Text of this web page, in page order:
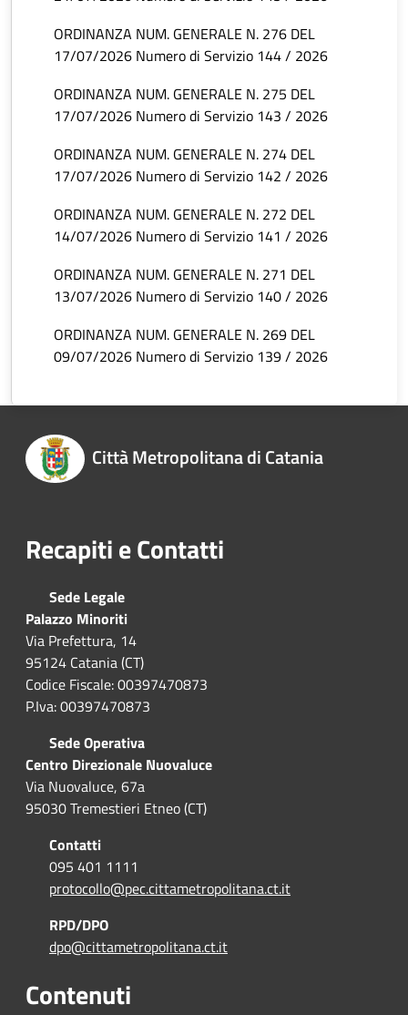
ORDINANZA NUM. GENERALE N. 276 DEL
17/07/2026 Numero di Servizio 144 / 2026
ORDINANZA NUM. GENERALE N. 275 DEL
17/07/2026 Numero di Servizio 143 / 2026
ORDINANZA NUM. GENERALE N. 274 DEL
17/07/2026 Numero di Servizio 142 / 2026
ORDINANZA NUM. GENERALE N. 272 DEL
14/07/2026 Numero di Servizio 141 / 2026
ORDINANZA NUM. GENERALE N. 271 DEL
13/07/2026 Numero di Servizio 140 / 2026
ORDINANZA NUM. GENERALE N. 269 DEL
09/07/2026 Numero di Servizio 139 / 2026
Città Metropolitana di Catania
Recapiti e Contatti
Sede Legale
Palazzo Minoriti
Via Prefettura, 14
95124 Catania (CT)
Codice Fiscale: 00397470873
P.Iva: 00397470873
Sede Operativa
Centro Direzionale Nuovaluce
Via Nuovaluce, 67a
95030 Tremestieri Etneo (CT)
Contatti
095 401 1111
protocollo@pec.cittametropolitana.ct.it
RPD/DPO
dpo@cittametropolitana.ct.it
Contenuti